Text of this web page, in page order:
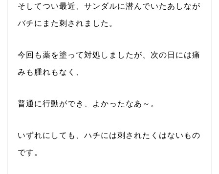
そしてつい最近、サンダルに潜んでいたあしなが
バチにまた刺されました。
今回も薬を塗って対処しましたが、次の日には痛
みも腫れもなく、
普通に行動ができ、よかったなあ～。
いずれにしても、ハチには刺されたくはないもの
です。